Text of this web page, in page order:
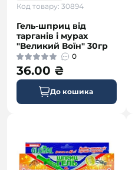
Код товару: 30894
Гель-шприц від
тарганів і мурах
"Великий Воїн" 30гр
0
36.00 ₴
До кошика